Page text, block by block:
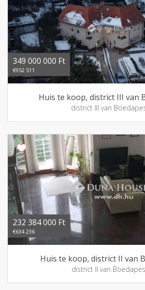
349 000 000 Ft
€952 511
Huis te koop, district III van
district III van
232 384 000 Ft
€634 236
Huis te koop, district II van
district II van